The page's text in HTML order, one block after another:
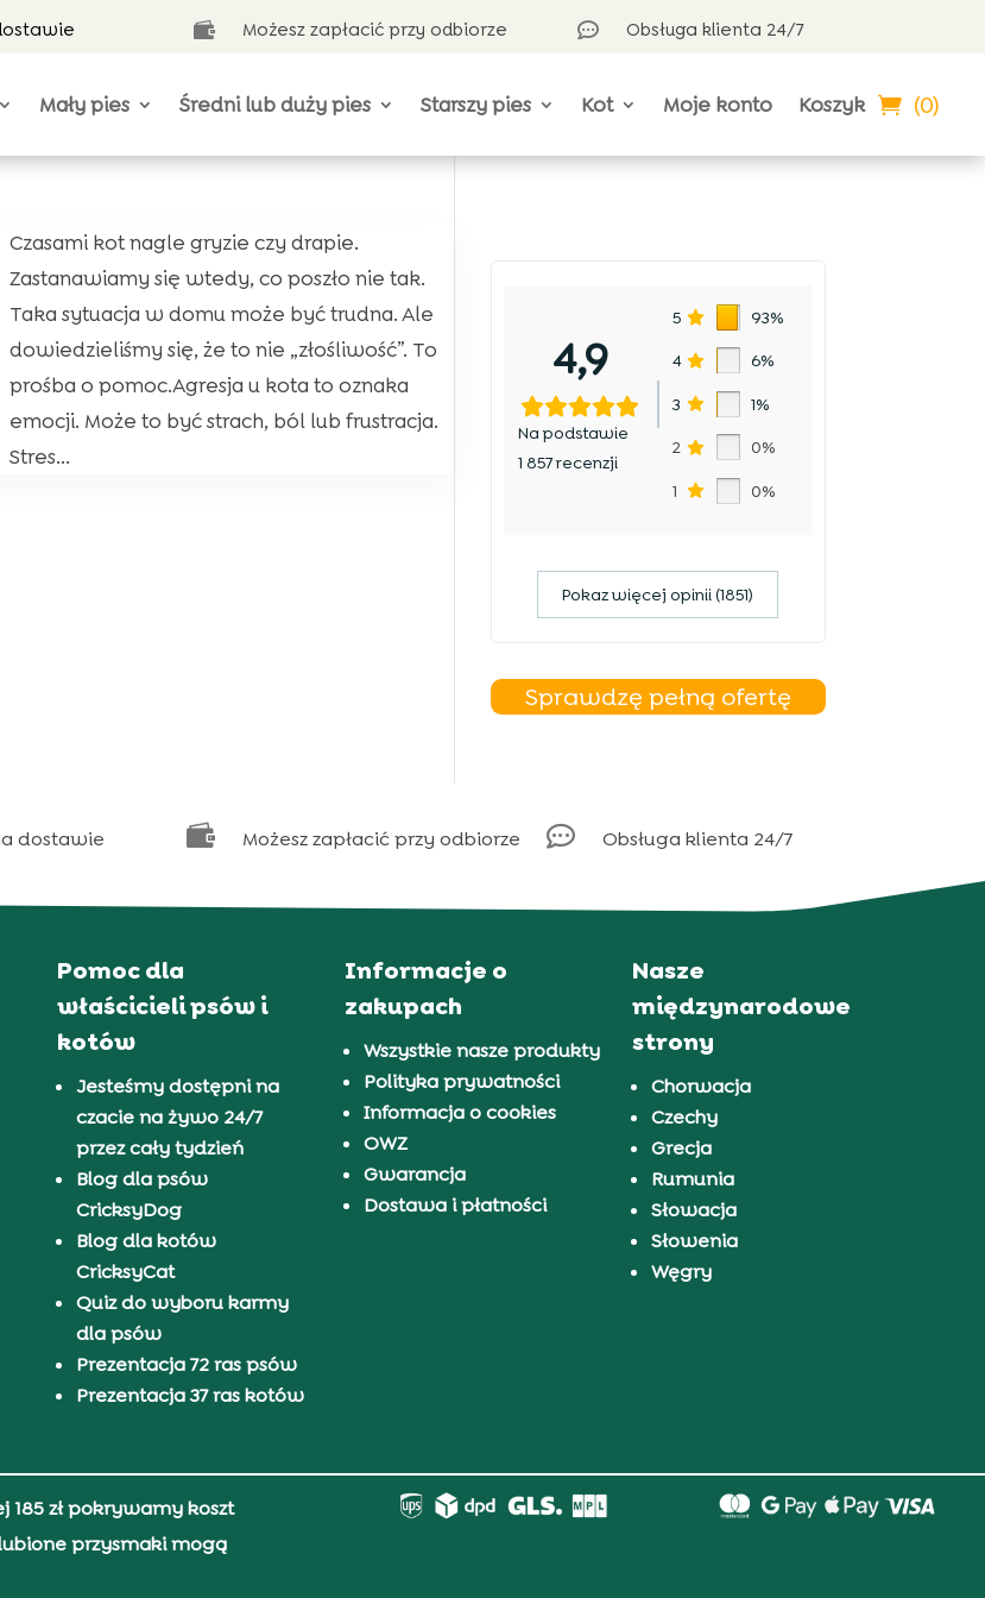
 Możesz zapłacić przy odbiorze  Obsługa klienta 24/7
Mały pies Średni lub duży pies Starszy pies Kot Moje konto Koszyk (0)
Czasami kot nagle gryzie czy drapie.
Zastanawiamy się wtedy, co poszło nie tak.
Taka sytuacja w domu może być trudna. Ale
dowiedzieliśmy się, że to nie „złośliwość”. To
prośba o pomoc.Agresja u kota to oznaka
emocji. Może to być strach, ból lub frustracja.
Stres...
4,9
Na podstawie
1 857 recenzji
5 93%
4 6%
3 1%
2 0%
1 0%
Pokaz więcej opinii (1851)
Sprawdzę pełną ofertę
dostawie  Możesz zapłacić przy odbiorze  Obsługa klienta 24/7
Pomoc dla
właścicieli psów i
kotów
Jesteśmy dostępni na
czacie na żywo 24/7
przez cały tydzień
Blog dla psów
CricksyDog
Blog dla kotów
CricksyCat
Quiz do wyboru karmy
dla psów
Prezentacja 72 ras psów
Prezentacja 37 ras kotów
Informacje o
zakupach
Wszystkie nasze produkty
Polityka prywatności
Informacja o cookies
OWZ
Gwarancja
Dostawa i płatności
Nasze
międzynarodowe
strony
Chorwacja
Czechy
Grecja
Rumunia
Słowacja
Słowenia
Węgry
185 zł pokrywamy koszt
przysmaki mogą